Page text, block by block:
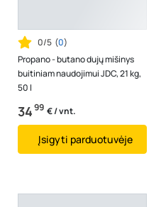
0/5 (0)
Propano - butano dujų mišinys
buitiniam naudojimui JDC, 21 kg,
50 l
3499 € / vnt.
Įsigyti parduotuvėje